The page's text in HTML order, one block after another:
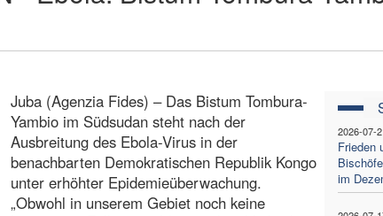
2026-07-
Frieden
im
Juba (Agenzia Fides) – Das Bistum Tombura-
Yambio im Südsudan steht nach der
Ausbreitung des Ebola-Virus in der
benachbarten Demokratischen Republik Kongo
unter erhöhter Epidemieüberwachung.
„Obwohl in unserem Gebiet noch keine